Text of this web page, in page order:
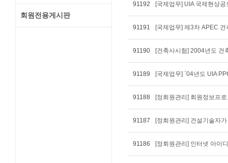
회원전용게시판
91192 [국제업무] UIA 국제현상
91191 [국제업무] 제3차 APEC
91190
91189 [국제업무] `04년도 UIA
91188
91187 [정회원관리] 건설기술자
91186 [정회원관리] 인터넷 아이